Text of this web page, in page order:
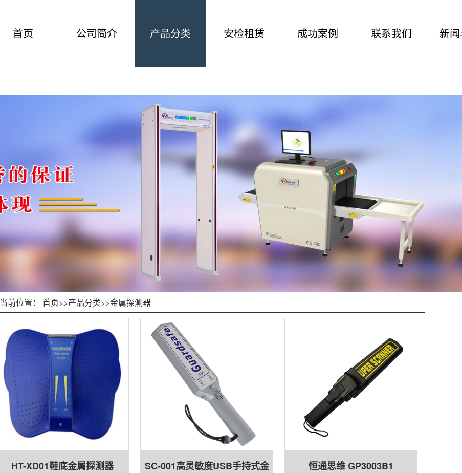
首页 公司简介 产品分类 安检租赁 成功案例 联系我们 新
当前位置： 首页>>产品分类>>金属探测器
HT-XD01鞋底金属探测器 SC-001高灵敏度USB手持式金 恒通思维 GP3003B1